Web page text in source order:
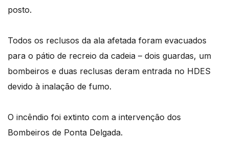
posto.
Todos os reclusos da ala afetada foram evacuados
para o pátio de recreio da cadeia – dois guardas, um
bombeiros e duas reclusas deram entrada no HDES
devido à inalação de fumo.
O incêndio foi extinto com a intervenção dos
Bombeiros de Ponta Delgada.